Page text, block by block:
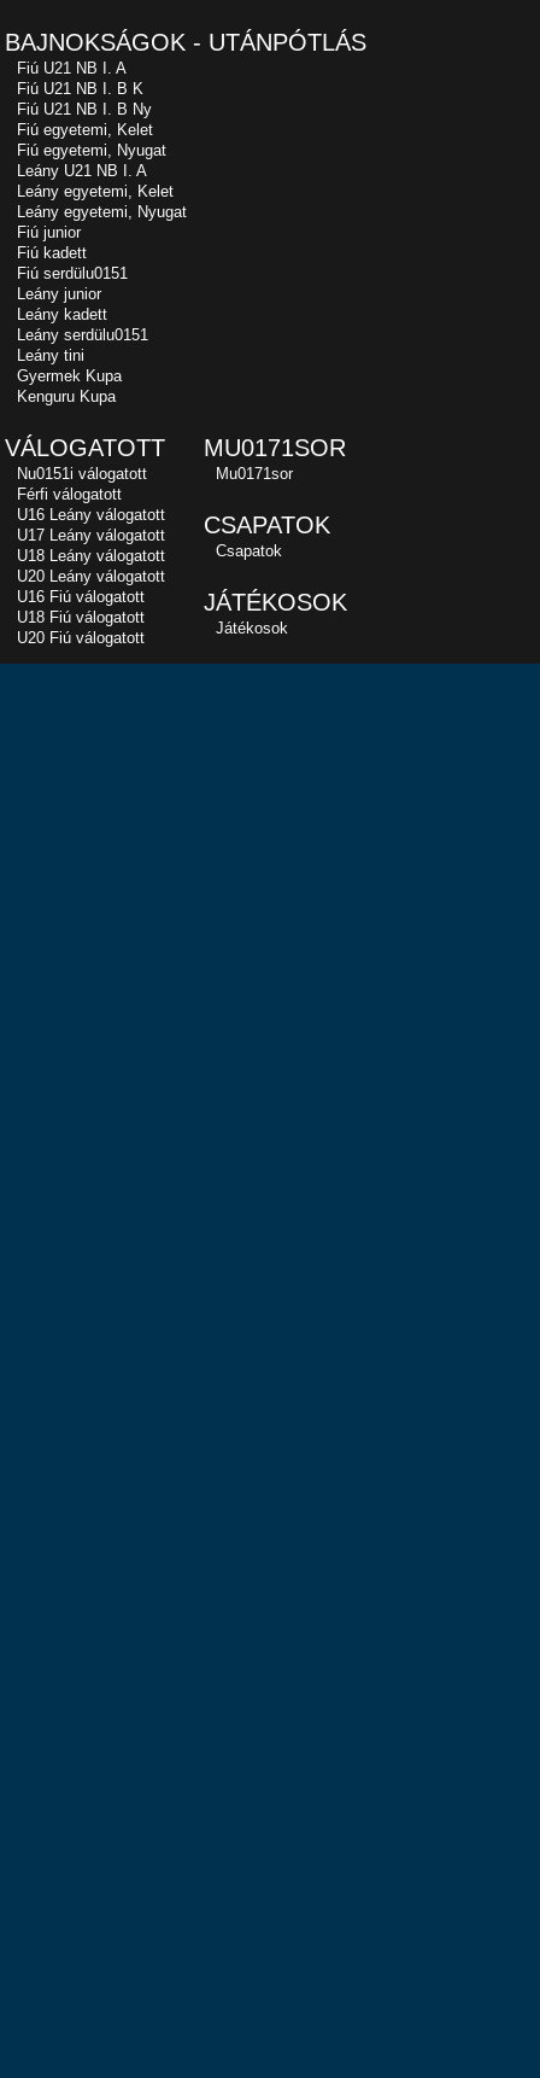
BAJNOKSÁGOK - UTÁNPÓTLÁS
Fiú U21 NB I. A
Fiú U21 NB I. B K
Fiú U21 NB I. B Ny
Fiú egyetemi, Kelet
Fiú egyetemi, Nyugat
Leány U21 NB I. A
Leány egyetemi, Kelet
Leány egyetemi, Nyugat
Fiú junior
Fiú kadett
Fiú serdülu0151
Leány junior
Leány kadett
Leány serdülu0151
Leány tini
Gyermek Kupa
Kenguru Kupa
VÁLOGATOTT
Nu0151i válogatott
Férfi válogatott
U16 Leány válogatott
U17 Leány válogatott
U18 Leány válogatott
U20 Leány válogatott
U16 Fiú válogatott
U18 Fiú válogatott
U20 Fiú válogatott
MU0171SOR
Mu0171sor
CSAPATOK
Csapatok
JÁTÉKOSOK
Játékosok